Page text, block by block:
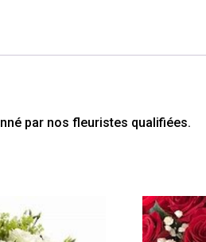
par nos fleuristes qualifiées.